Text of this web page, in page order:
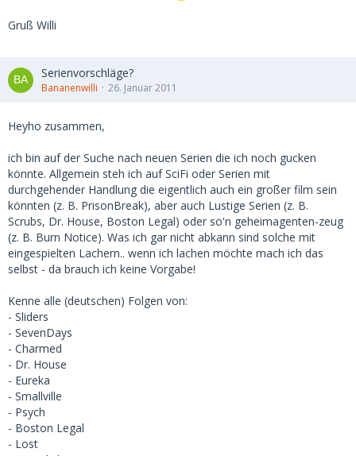
Gruß Willi
Serienvorschläge?
Bananenwilli 26. Januar 2011
Heyho zusammen,
ich bin auf der Suche nach neuen Serien die ich noch gucken
könnte. Allgemein steh ich auf SciFi oder Serien mit
durchgehender Handlung die eigentlich auch ein großer film sein
könnten (z. B. PrisonBreak), aber auch Lustige Serien (z. B.
Scrubs, Dr. House, Boston Legal) oder so'n geheimagenten-zeug
(z. B. Burn Notice). Was ich gar nicht abkann sind solche mit
eingespielten Lachern.. wenn ich lachen möchte mach ich das
selbst - da brauch ich keine Vorgabe!
Kenne alle (deutschen) Folgen von:
- Sliders
- SevenDays
- Charmed
- Dr. House
- Eureka
- Smallville
- Psych
- Boston Legal
- Lost